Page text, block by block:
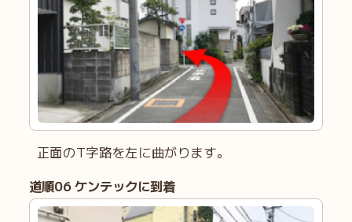
正面のT字路を左に曲がります。
道順06 ケンテックに到着